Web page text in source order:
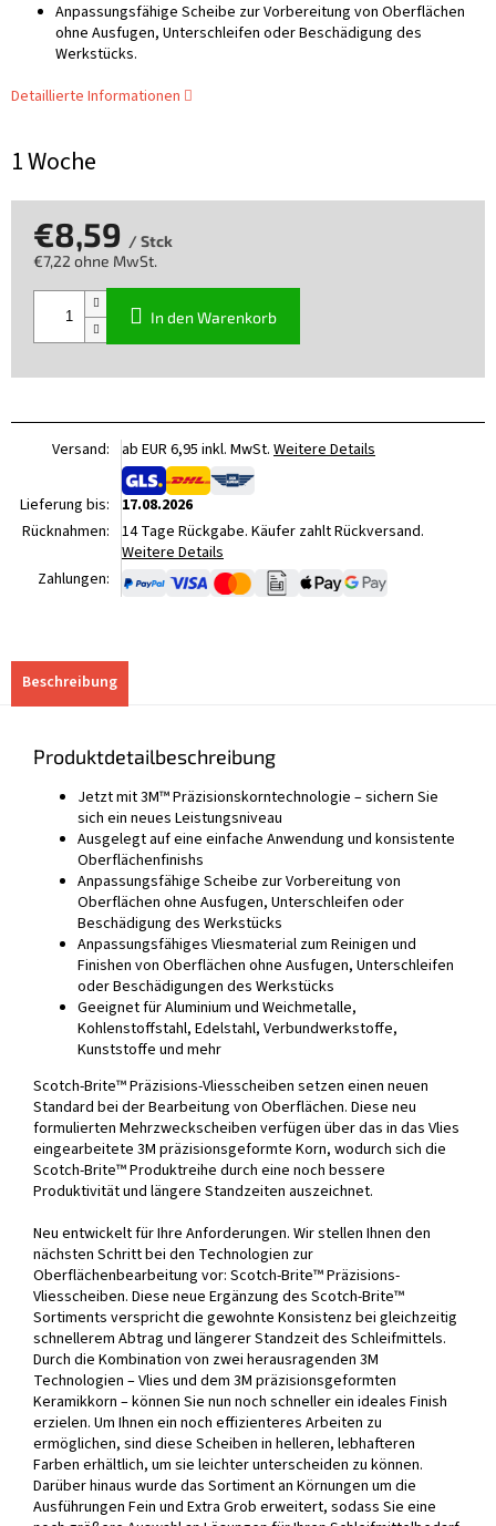
1 Woche
Anpassungsfähige Scheibe zur Vorbereitung von Oberflächen
ohne Ausfugen, Unterschleifen oder Beschädigung des
Werkstücks.
Detaillierte Informationen
€8,59 / Stck
€7,22 ohne MwSt.
In den Warenkorb
Versand: ab EUR 6,95 inkl. MwSt. Weitere Details
Lieferung bis:
17.08.2026
Rücknahmen: 14 Tage Rückgabe. Käufer zahlt Rückversand.
Weitere Details
Zahlungen:
Beschreibung
Produktdetailbeschreibung
Jetzt mit 3M™ Präzisionskorntechnologie – sichern Sie
sich ein neues Leistungsniveau
Ausgelegt auf eine einfache Anwendung und konsistente
Oberflächenfinishs
Anpassungsfähige Scheibe zur Vorbereitung von
Oberflächen ohne Ausfugen, Unterschleifen oder
Beschädigung des Werkstücks
Anpassungsfähiges Vliesmaterial zum Reinigen und
Finishen von Oberflächen ohne Ausfugen, Unterschleifen
oder Beschädigungen des Werkstücks
Geeignet für Aluminium und Weichmetalle,
Kohlenstoffstahl, Edelstahl, Verbundwerkstoffe,
Kunststoffe und mehr
Scotch-Brite™ Präzisions-Vliesscheiben setzen einen neuen
Standard bei der Bearbeitung von Oberflächen. Diese neu
formulierten Mehrzweckscheiben verfügen über das in das Vlies
eingearbeitete 3M präzisionsgeformte Korn, wodurch sich die
Scotch-Brite™ Produktreihe durch eine noch bessere
Produktivität und längere Standzeiten auszeichnet.
Neu entwickelt für Ihre Anforderungen. Wir stellen Ihnen den
nächsten Schritt bei den Technologien zur
Oberflächenbearbeitung vor: Scotch-Brite™ Präzisions-
Vliesscheiben. Diese neue Ergänzung des Scotch-Brite™
Sortiments verspricht die gewohnte Konsistenz bei gleichzeitig
schnellerem Abtrag und längerer Standzeit des Schleifmittels.
Durch die Kombination von zwei herausragenden 3M
Technologien – Vlies und dem 3M präzisionsgeformten
Keramikkorn – können Sie nun noch schneller ein ideales Finish
erzielen. Um Ihnen ein noch effizienteres Arbeiten zu
ermöglichen, sind diese Scheiben in helleren, lebhafteren
Farben erhältlich, um sie leichter unterscheiden zu können.
Darüber hinaus wurde das Sortiment an Körnungen um die
Ausführungen Fein und Extra Grob erweitert, sodass Sie eine